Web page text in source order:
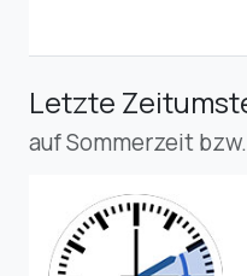
Letzte
auf Sommerzeit